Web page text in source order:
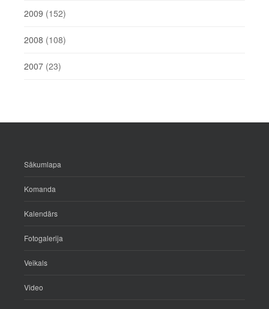
2009 (152)
2008 (108)
2007 (23)
Sākumlapa
Komanda
Kalendārs
Fotogalerija
Veikals
Video